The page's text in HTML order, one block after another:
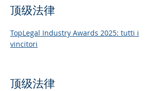
顶级法律
TopLegal Industry Awards 2025: tutti i
vincitori
顶级法律